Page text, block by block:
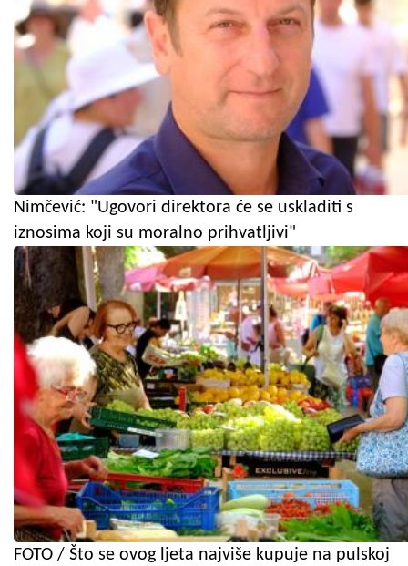
Nimčević: "Ugovori direktora će se uskladiti s
iznosima koji su moralno prihvatljivi"
FOTO / Što se ovog ljeta najviše kupuje na pulskoj